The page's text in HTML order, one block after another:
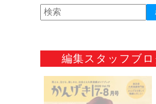
編集スタッフブ